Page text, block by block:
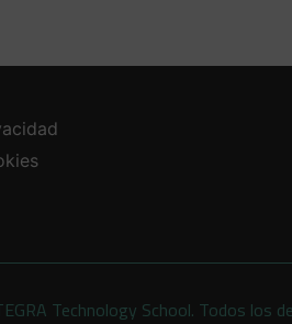
Technology School. Todos los